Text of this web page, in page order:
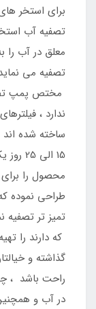
برای استخر
معلق در آب را
تصفیه می
مختص پمپ
ندارد ،
ساخته شده اند
15
محصول را
طراحی نموده
تمیز تر تصفیه
که دارند را
گذاشته و
راحت باشد ،
در آب و